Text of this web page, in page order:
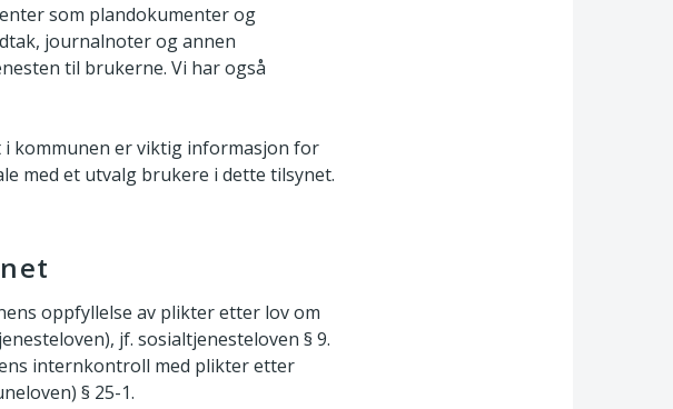
som plandokumenter og
journalnoter og annen
til brukerne. Vi har også
kommunen er viktig informasjon for
med et utvalg brukere i dette tilsynet.
oppfyllelse av plikter etter lov om
jf. sosialtjenesteloven § 9.
internkontroll med plikter etter
§ 25-1.